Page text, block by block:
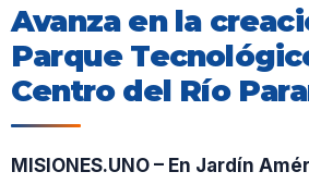
Avanza en la
Parque
Centro del Río
MISIONES.UNO – En Jardín